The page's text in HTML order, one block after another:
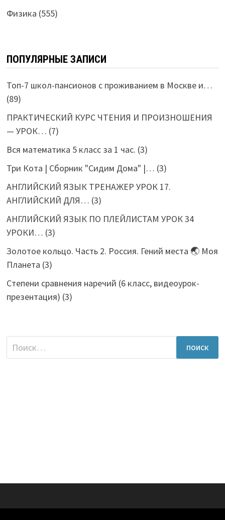
Физика (555)
ПОПУЛЯРНЫЕ ЗАПИСИ
Топ-7 школ-пансионов с проживанием в Москве и…
(89)
ПРАКТИЧЕСКИЙ КУРС ЧТЕНИЯ И ПРОИЗНОШЕНИЯ
— УРОК… (7)
Вся математика 5 класс за 1 час. (3)
Три Кота | Сборник "Сидим Дома" |… (3)
АНГЛИЙСКИЙ ЯЗЫК ТРЕНАЖЕР УРОК 17.
АНГЛИЙСКИЙ ДЛЯ… (3)
АНГЛИЙСКИЙ ЯЗЫК ПО ПЛЕЙЛИСТАМ УРОК 34
УРОКИ… (3)
Золотое кольцо. Часть 2. Россия. Гений места 🌏 Моя
Планета (3)
Степени сравнения наречий (6 класс, видеоурок-
презентация) (3)
Найти: